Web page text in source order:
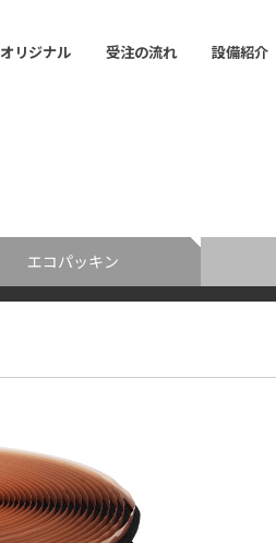
オリジナル 受注の流れ 設備紹介
エコパッキン